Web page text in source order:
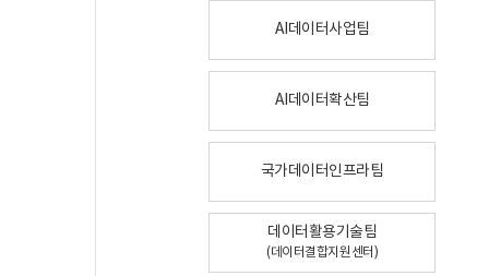
AI데이터사업팀
AI데이터확산팀
국가데이터인프라팀
데이터활용기술팀
(데이터결합지원센터)